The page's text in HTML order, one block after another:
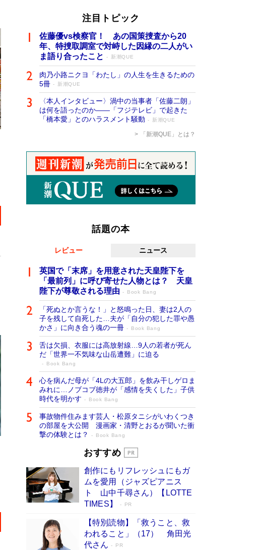
注目トピック
佐藤優vs検察官！ あの国策捜査から20
年、特捜取調室で対峙した因縁の二人がい
ま語り合ったこと
新潮QUE
肉乃小路ニクヨ「わたし」の人生を生きるための
5冊
新潮QUE
〈本人インタビュー〉渦中の当事者「佐藤二朗」
は何を語ったのか――「フジテレビ」で起きた
「橋本愛」とのハラスメント騒動
新潮QUE
「新潮QUE」とは？
話題の本
レビュー ニュース
英国で「末席」を用意された天皇陛下を
「最前列」に呼び寄せた人物とは？ 天皇
陛下が尊敬される理由
Book Bang
「死ぬとか言うな！」と怒鳴った日、妻は2人の
子を残して自死した…夫が「自分の犯した罪や愚
かさ」に向き合う魂の一冊
Book Bang
舌は欠損、衣服には高放射線…9人の若者が死ん
だ「世界一不気味な山岳遭難」に迫る
Book Bang
心を病んだ母が「4Lの大五郎」を飲み干しゲロま
みれに…ノブコブ徳井が「感情を失くした」子供
時代を明かす
Book Bang
事故物件住みます芸人・松原タニシがいわくつき
の部屋を大公開 漫画家・清野とおるが聞いた衝
撃の体験とは？
Book Bang
追悼・東野圭吾さん 週間ベストセラーラ
など代表作が並ぶ［文庫ベストセラー］
Book Bang
73歳でも働くしかない 「老後レス時代」に交通
誘導員の独白が話題
竹内由恵の前に現れた「テレビ観ないんだよね
ぇ」という男性…夫を選んでテレ朝退社したワケ
Book Bang
おすすめ
創作にもリフレッシュにもガ
ムを愛用（ジャズピアニス
ト 山中千尋さん）【LOTTE
TIMES】
PR
【特別読物】「救うこと、救
われること」（17） 角田光
代さん
PR